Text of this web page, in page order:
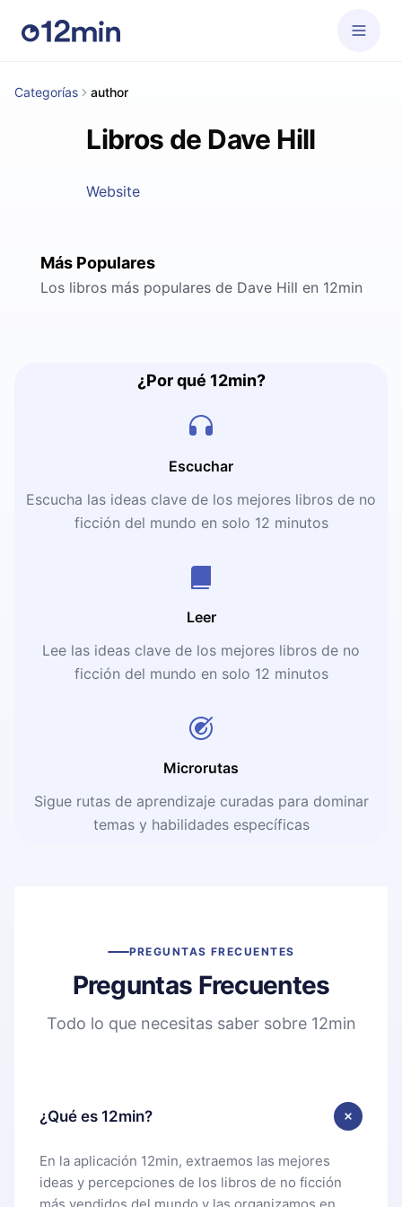
Categorías author
Libros de Dave Hill
Website
Más Populares
Los libros más populares de Dave Hill en 12min
¿Por qué 12min?
Escuchar
Escucha las ideas clave de los mejores libros de no
ficción del mundo en solo 12 minutos
Leer
Lee las ideas clave de los mejores libros de no
ficción del mundo en solo 12 minutos
Microrutas
Sigue rutas de aprendizaje curadas para dominar
temas y habilidades específicas
PREGUNTAS FRECUENTES
Preguntas Frecuentes
Todo lo que necesitas saber sobre 12min
¿Qué es 12min?
En la aplicación 12min, extraemos las mejores
ideas y percepciones de los libros de no ficción